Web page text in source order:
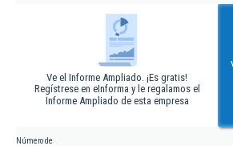
Ve el Informe Ampliado. ¡Es gratis!
Regístrese en eInforma y le regalamos el
Informe Ampliado de esta empresa
Número de